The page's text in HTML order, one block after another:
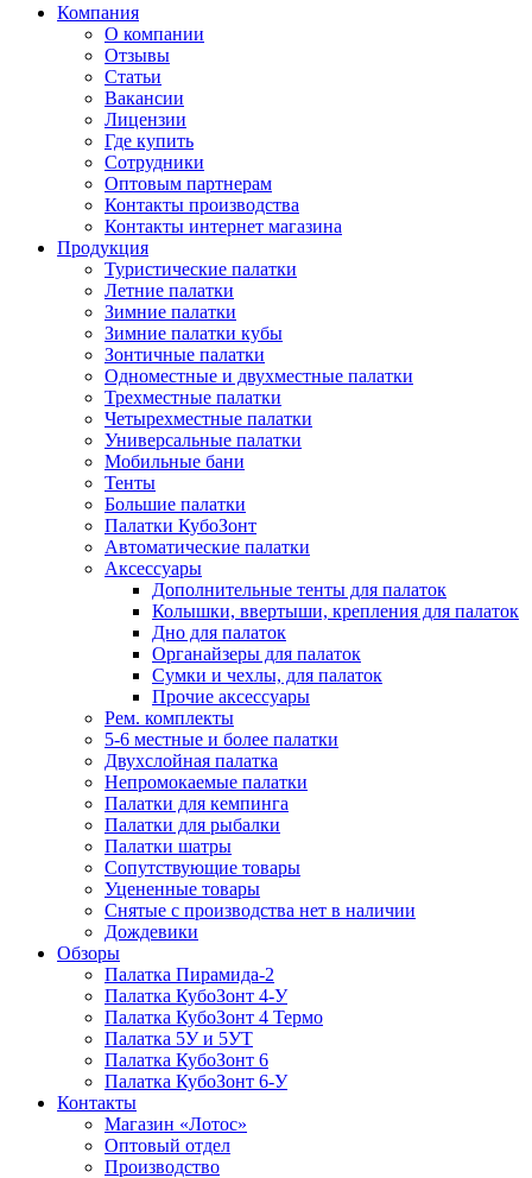
Компания
O компании
Отзывы
Статьи
Вакансии
Лицензии
Где купить
Сотрудники
Оптовым партнерам
Контакты производства
Контакты интернет магазина
Продукция
Туристические палатки
Летние палатки
Зимние палатки
Зимние палатки кубы
Зонтичные палатки
Одноместные и двухместные палатки
Трехместные палатки
Четырехместные палатки
Универсальные палатки
Мобильные бани
Тенты
Большие палатки
Палатки КубоЗонт
Автоматические палатки
Аксессуары
Дополнительные тенты для палаток
Колышки, ввертыши, крепления для палаток
Дно для палаток
Органайзеры для палаток
Сумки и чехлы, для палаток
Прочие аксессуары
Рем. комплекты
5-6 местные и более палатки
Двухслойная палатка
Непромокаемые палатки
Палатки для кемпинга
Палатки для рыбалки
Палатки шатры
Сопутствующие товары
Уцененные товары
Снятые с производства нет в наличии
Дождевики
Обзоры
Палатка Пирамида-2
Палатка КубоЗонт 4-У
Палатка КубоЗонт 4 Термо
Палатка 5У и 5УТ
Палатка КубоЗонт 6
Палатка КубоЗонт 6-У
Контакты
Магазин «Лотос»
Оптовый отдел
Производство